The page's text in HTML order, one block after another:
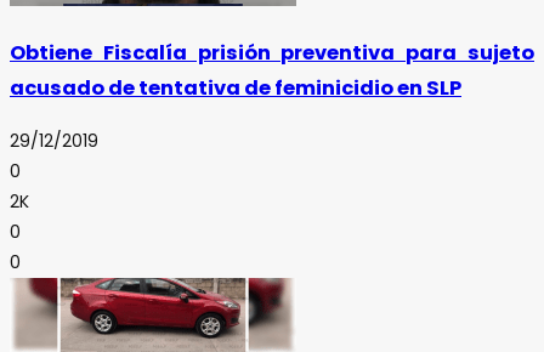
Obtiene Fiscalía prisión preventiva para sujeto
acusado de tentativa de feminicidio en SLP
29/12/2019
0
2K
0
0